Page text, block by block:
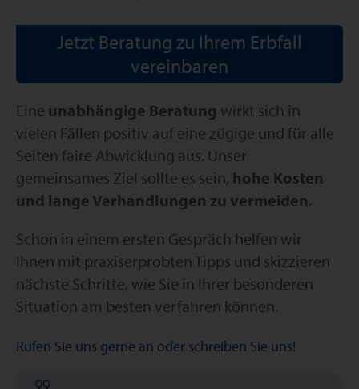
Jetzt Beratung zu Ihrem Erbfall
vereinbaren
Eine unabhängige Beratung wirkt sich in
vielen Fällen positiv auf eine zügige und für alle
Seiten faire Abwicklung aus. Unser
gemeinsames Ziel sollte es sein, hohe Kosten
und lange Verhandlungen zu vermeiden.
Schon in einem ersten Gespräch helfen wir
Ihnen mit praxiserprobten Tipps und skizzieren
nächste Schritte, wie Sie in Ihrer besonderen
Situation am besten verfahren können.
Rufen Sie uns gerne an oder schreiben Sie uns!